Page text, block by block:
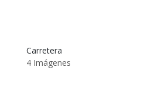
Carretera
4 Imágenes